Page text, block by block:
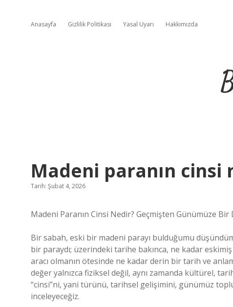
Anasayfa Gizlilik Politikası Yasal Uyarı Hakkımızda
Madeni paranın cinsi
Tarih: Şubat 4, 2026
Madeni Paranın Cinsi Nedir? Geçmişten Günümüze Bir
Bir sabah, eski bir madeni parayı bulduğumu
bir paraydı; üzerindeki tarihe bakınca, ne kadar
aracı olmanın ötesinde ne kadar derin bir tarih ve
değer yalnızca fiziksel değil, aynı zamanda kültürel,
“cinsi”ni, yani türünü, tarihsel gelişimini, günümüz
inceleyeceğiz.